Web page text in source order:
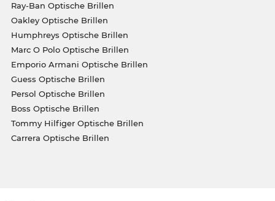
Ray-Ban Optische Brillen
Oakley Optische Brillen
Humphreys Optische Brillen
Marc O Polo Optische Brillen
Emporio Armani Optische Brillen
Guess Optische Brillen
Persol Optische Brillen
Boss Optische Brillen
Tommy Hilfiger Optische Brillen
Carrera Optische Brillen